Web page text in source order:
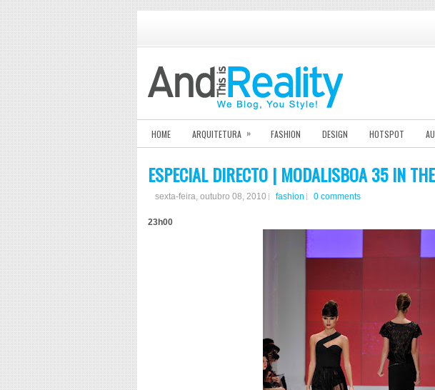
HOME ARQUITETURA » FASHION DESIGN HOTSPOT
ESPECIAL DIRECTO | MODALISBOA 35 IN
sexta-feira, outubro 08, 2010 fashion 0 comments
23h00